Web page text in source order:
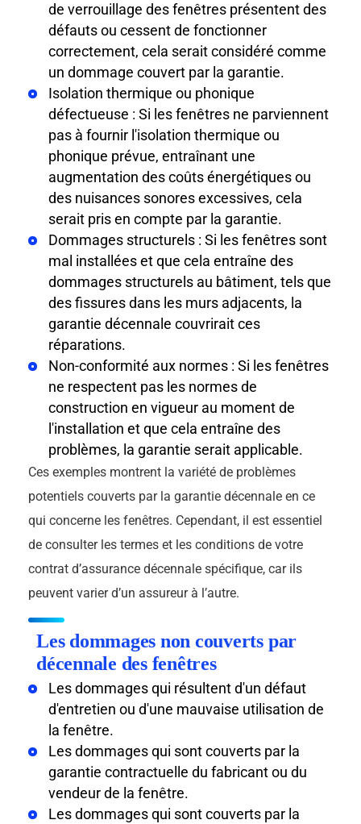
de verrouillage des fenêtres présentent des
défauts ou cessent de fonctionner
correctement, cela serait considéré comme
un dommage couvert par la garantie.
Isolation thermique ou phonique
défectueuse : Si les fenêtres ne parviennent
pas à fournir l'isolation thermique ou
phonique prévue, entraînant une
augmentation des coûts énergétiques ou
des nuisances sonores excessives, cela
serait pris en compte par la garantie.
Dommages structurels : Si les fenêtres sont
mal installées et que cela entraîne des
dommages structurels au bâtiment, tels que
des fissures dans les murs adjacents, la
garantie décennale couvrirait ces
réparations.
Non-conformité aux normes : Si les fenêtres
ne respectent pas les normes de
construction en vigueur au moment de
l'installation et que cela entraîne des
problèmes, la garantie serait applicable.
Ces exemples montrent la variété de problèmes
potentiels couverts par la garantie décennale en ce
qui concerne les fenêtres. Cependant, il est essentiel
de consulter les termes et les conditions de votre
contrat d’assurance décennale spécifique, car ils
peuvent varier d’un assureur à l’autre.
Les dommages non couverts par
décennale des fenêtres
Les dommages qui résultent d'un défaut
d'entretien ou d'une mauvaise utilisation de
la fenêtre.
Les dommages qui sont couverts par la
garantie contractuelle du fabricant ou du
vendeur de la fenêtre.
Les dommages qui sont couverts par la